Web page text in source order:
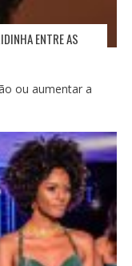
ENTRE AS
ou aumentar a